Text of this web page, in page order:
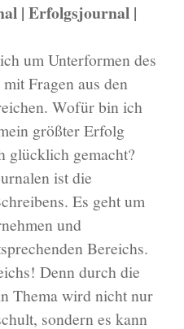
| Erfolgsjournal |
um Unterformen des
Fragen aus den
Wofür bin ich
größter Erfolg
glücklich gemacht?
ist die
Es geht um
und
Bereichs.
Denn durch die
Thema wird nicht nur
sondern es kann